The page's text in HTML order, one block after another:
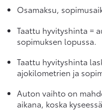
Osamaksu,
Taattu hyvityshinta =
sopimuksen lopussa.
Taattu hyvityshinta
ajokilometrien ja
Auton vaihto on
aikana, koska